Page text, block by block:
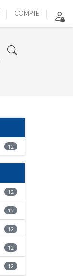
COMPTE
12
12
12
12
12
12